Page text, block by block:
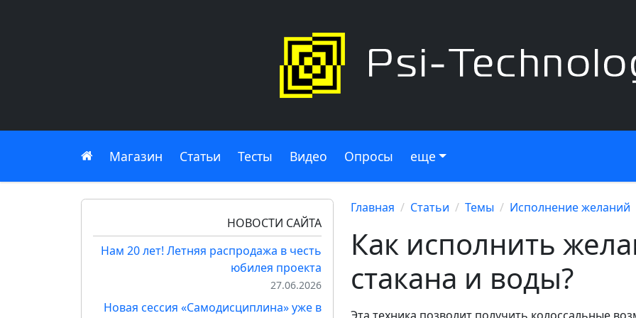
Главная
Магазин Статьи Тесты Видео Опросы еще
НОВОСТИ САЙТА
Нам 20 лет! Летняя распродажа в честь
юбилея проекта
27.06.2026
Новая сессия «Самодисциплина» уже в
Главная Статьи Темы Исполнение желаний
Как исполнить
стакана и воды?